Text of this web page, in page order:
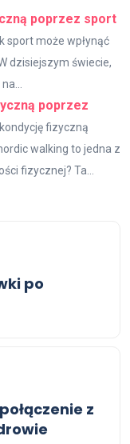
poprzez sport
sport może wpłynąć
dzisiejszym świecie,
poprzez
fizyczną
walking to jedna z
fizycznej? Ta...
po
z